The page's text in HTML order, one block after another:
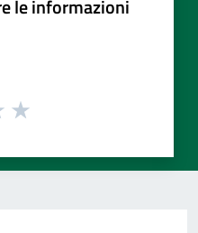
le informazioni